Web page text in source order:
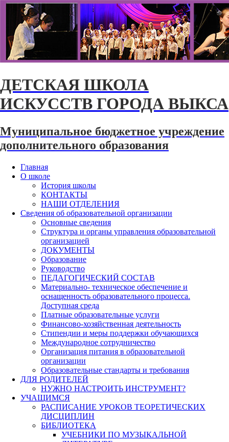
ДЕТСКАЯ ШКОЛА
ИСКУССТВ ГОРОДА ВЫКСА
Муниципальное бюджетное учреждение
дополнительного образования
Главная
О школе
История школы
КОНТАКТЫ
НАШИ ОТДЕЛЕНИЯ
Сведения об образовательной организации
Основные сведения
Структура и органы управления образовательной
организацией
ДОКУМЕНТЫ
Образование
Руководство
ПЕДАГОГИЧЕСКИЙ СОСТАВ
Материально- техническое обеспечение и
оснащенность образовательного процесса.
Доступная среда
Платные образовательные услуги
Финансово-хозяйственная деятельность
Стипендии и меры поддержки обучающихся
Международное сотрудничество
Организация питания в образовательной
организации
Образовательные стандарты и требования
ДЛЯ РОДИТЕЛЕЙ
НУЖНО НАСТРОИТЬ ИНСТРУМЕНТ?
УЧАЩИМСЯ
РАСПИСАНИЕ УРОКОВ ТЕОРЕТИЧЕСКИХ
ДИСЦИПЛИН
БИБЛИОТЕКА
УЧЕБНИКИ ПО МУЗЫКАЛЬНОЙ